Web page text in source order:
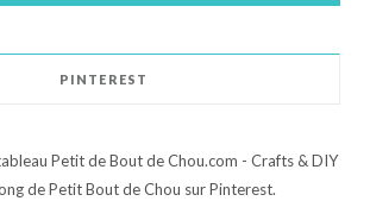
PINTEREST
Petit de Bout de Chou.com - Crafts & DIY
de Petit Bout de Chou sur Pinterest.